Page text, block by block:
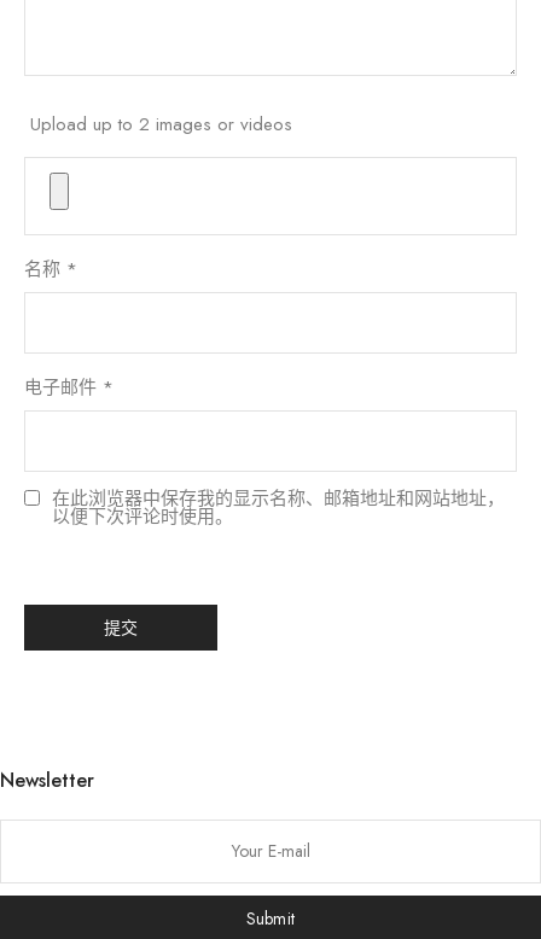
Upload up to 2 images or videos
名称 *
电子邮件 *
在此浏览器中保存我的显示名称、邮箱地址和网站地址，
以便下次评论时使用。
Newsletter
Submit
हिन्दी